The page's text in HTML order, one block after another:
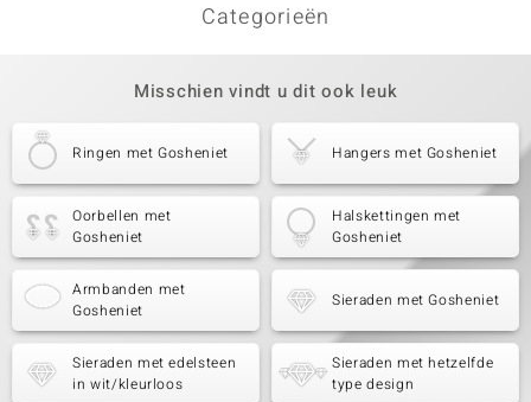
Categorieën
Misschien vindt u dit ook leuk
Ringen met Gosheniet Hangers met Gosheniet
Oorbellen met
Gosheniet
Halskettingen met
Gosheniet
Armbanden met
Gosheniet
Sieraden met Gosheniet
Sieraden met edelsteen
in wit/kleurloos
Sieraden met hetzelfde
type design